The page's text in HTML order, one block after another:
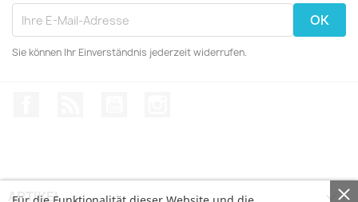
Sie können Ihr Einverständnis jederzeit widerrufen.
ARTIKEL 